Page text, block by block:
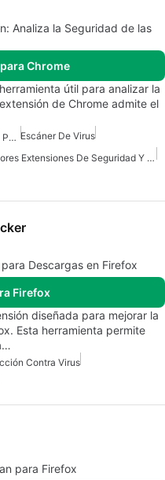
Analiza la Seguridad de las
Chrome
útil para analizar la
de Chrome admite el
Mejores Extensiones De Seguridad Para Chrome Escáner De Virus
Mejores Extensiones De Seguridad Y Privacidad Para Chrome
Descargas en Firefox
Firefox
diseñada para mejorar la
Esta herramienta permite
Contra Virus
para Firefox